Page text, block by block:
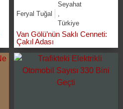
Feryal Tuğal
Seyahat
Türkiye
Van Gölü’nün Saklı Cenneti:
Çakıl Adası